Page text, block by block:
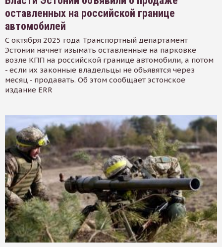
оставленных на российской границе
автомобилей
С октября 2025 года Транспортный департамент
Эстонии начнет изымать оставленные на парковке
возле КПП на российской границе автомобили, а потом
- если их законные владельцы не объявятся через
месяц - продавать. Об этом сообщает эстонское
издание ERR